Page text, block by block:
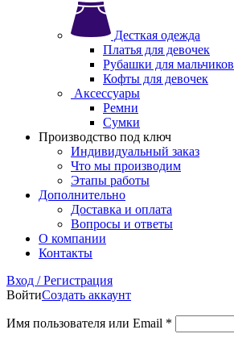
Десткая одежда
Платья для девочек
Рубашки для мальчиков
Кофты для девочек
Аксессуары
Ремни
Сумки
Производство под ключ
Индивидуальный заказ
Что мы производим
Этапы работы
Дополнительно
Доставка и оплата
Вопросы и ответы
О компании
Контакты
Вход / Регистрация
ВойтиСоздать аккаунт
Имя пользователя или Email *